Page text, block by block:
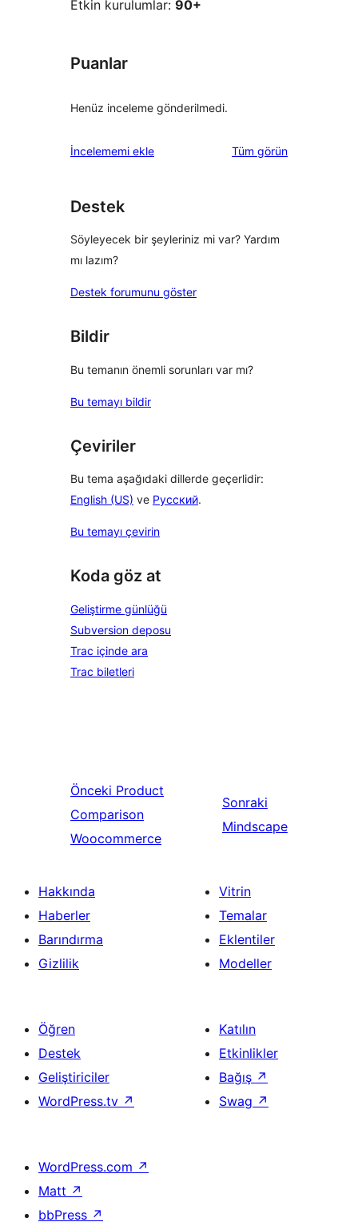
Etkin kurulumlar: 90+
Puanlar
Henüz inceleme gönderilmedi.
İncelememi ekle Tüm değerlendirmeleri
görün
Destek
Söyleyecek bir şeyleriniz mi var? Yardım
mı lazım?
Destek forumunu göster
Bildir
Bu temanın önemli sorunları var mı?
Bu temayı bildir
Çeviriler
Bu tema aşağıdaki dillerde geçerlidir:
English (US) ve Русский.
Bu temayı çevirin
Koda göz at
Geliştirme günlüğü
Subversion deposu
Trac içinde ara
Trac biletleri
Önceki Product
Comparison
Woocommerce
Sonraki
Mindscape
Hakkında
Haberler
Barındırma
Gizlilik
Vitrin
Temalar
Eklentiler
Modeller
Öğren
Destek
Geliştiriciler
WordPress.tv ↗
Katılın
Etkinlikler
Bağış ↗
Swag ↗
WordPress.com ↗
Matt ↗
bbPress ↗